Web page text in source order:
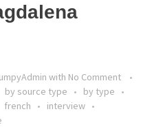
with No Comment
by source type
by type
french
interview